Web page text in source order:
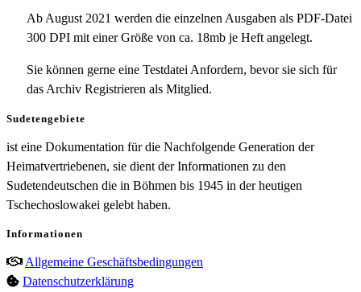
Ab August 2021 werden die einzelnen Ausgaben als PDF-Datei
300 DPI mit einer Größe von ca. 18mb je Heft angelegt.
Sie können gerne eine Testdatei Anfordern, bevor sie sich für
das Archiv Registrieren als Mitglied.
Sudetengebiete
ist eine Dokumentation für die Nachfolgende Generation der
Heimatvertriebenen, sie dient der Informationen zu den
Sudetendeutschen die in Böhmen bis 1945 in der heutigen
Tschechoslowakei gelebt haben.
Informationen
Allgemeine Geschäftsbedingungen
Datenschutzerklärung